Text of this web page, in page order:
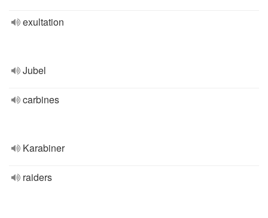
exultation
Jubel
carbines
Karabiner
raiders